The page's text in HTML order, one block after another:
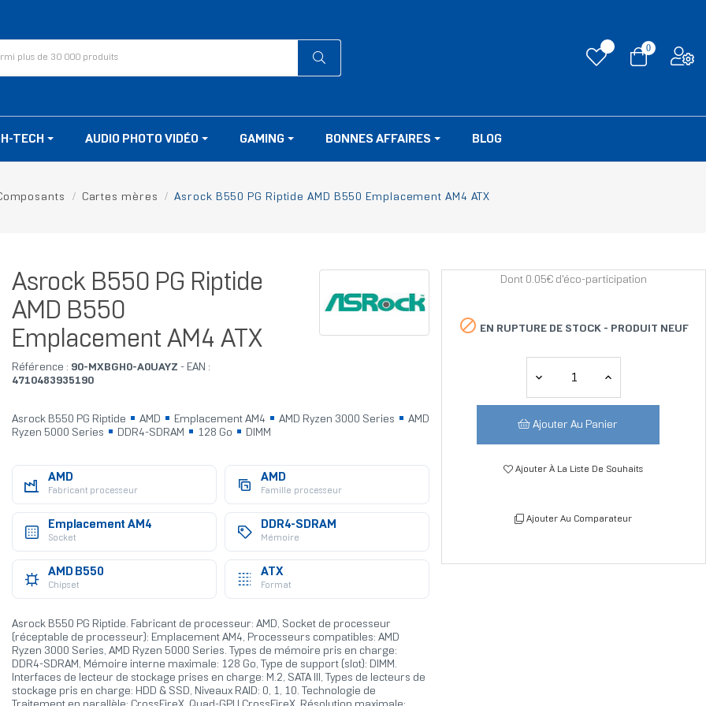
0
TECH AUDIO PHOTO VIDÉO GAMING BONNES AFFAIRES BLOG
Cartes mères Asrock B550 PG Riptide AMD B550 Emplacement AM4 ATX
Asrock B550 PG Riptide
AMD B550
Emplacement AM4 ATX
Référence : 90-MXBGH0-A0UAYZ - EAN :
4710483935190
Asrock B550 PG Riptide AMD Emplacement AM4 AMD Ryzen 3000 Series
AMD
Ryzen 5000 Series
DDR4-SDRAM 128 Go DIMM
AMD
Fabricant processeur
AMD
Famille processeur
Emplacement AM4
Socket
DDR4-SDRAM
Mémoire
AMD B550
Chipset
ATX
Format
Asrock B550 PG Riptide. Fabricant de processeur: AMD, Socket de processeur
(réceptable de processeur): Emplacement AM4, Processeurs compatibles: AMD
Ryzen 3000 Series, AMD Ryzen 5000 Series. Types de mémoire pris en charge:
DDR4-SDRAM, Mémoire interne maximale: 128 Go, Type de support (slot): DIMM.
Interfaces de lecteur de stockage prises en charge: M.2, SATA III, Types de lecteurs de
stockage pris en charge: HDD & SSD, Niveaux RAID: 0, 1, 10. Technologie de
Dont 0.05€ d'éco-participation
 EN RUPTURE DE STOCK - PRODUIT NEUF
Ajouter Au Panier
Ajouter À La Liste De Souhaits
Ajouter Au Comparateur